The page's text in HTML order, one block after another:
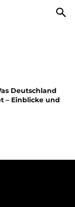
Deutschland
– Einblicke und